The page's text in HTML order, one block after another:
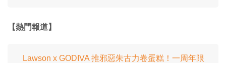
【熱門報道】
Lawson x GODIVA 推邪惡朱古力卷蛋糕！一周年限